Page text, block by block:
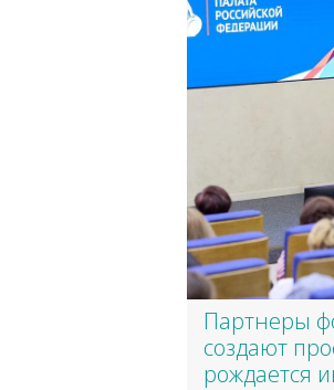
Партнеры
создают
рождается